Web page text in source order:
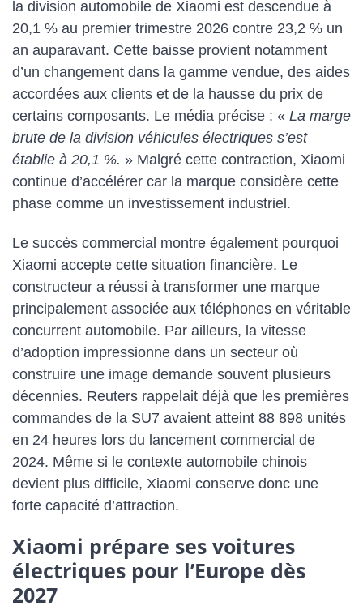
la division automobile de Xiaomi est descendue à
20,1 % au premier trimestre 2026 contre 23,2 % un
an auparavant. Cette baisse provient notamment
d’un changement dans la gamme vendue, des aides
accordées aux clients et de la hausse du prix de
certains composants. Le média précise : « La marge
brute de la division véhicules électriques s’est
établie à 20,1 %. » Malgré cette contraction, Xiaomi
continue d’accélérer car la marque considère cette
phase comme un investissement industriel.
Le succès commercial montre également pourquoi
Xiaomi accepte cette situation financière. Le
constructeur a réussi à transformer une marque
principalement associée aux téléphones en véritable
concurrent automobile. Par ailleurs, la vitesse
d’adoption impressionne dans un secteur où
construire une image demande souvent plusieurs
décennies. Reuters rappelait déjà que les premières
commandes de la SU7 avaient atteint 88 898 unités
en 24 heures lors du lancement commercial de
2024. Même si le contexte automobile chinois
devient plus difficile, Xiaomi conserve donc une
forte capacité d’attraction.
Xiaomi prépare ses voitures
électriques pour l’Europe dès
2027